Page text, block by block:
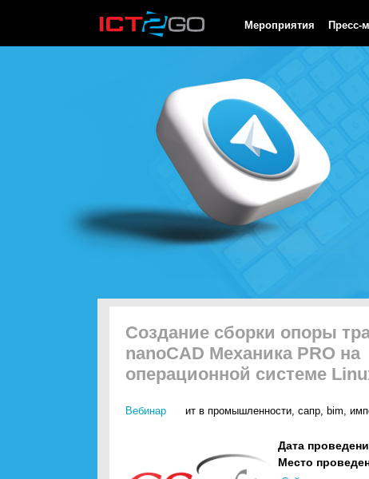
Мероприятия Пресс-
Создание сборки опоры
nanoCAD Механика PRO на
операционной системе
Вебинар ит в промышленности, сапр, bim,
Дата
Место